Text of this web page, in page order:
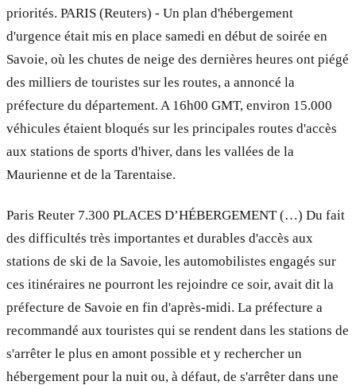
priorités. PARIS (Reuters) - Un plan d'hébergement
d'urgence était mis en place samedi en début de soirée en
Savoie, où les chutes de neige des dernières heures ont piégé
des milliers de touristes sur les routes, a annoncé la
préfecture du département. A 16h00 GMT, environ 15.000
véhicules étaient bloqués sur les principales routes d'accès
aux stations de sports d'hiver, dans les vallées de la
Maurienne et de la Tarentaise.
Paris Reuter 7.300 PLACES D’HÉBERGEMENT (…) Du fait
des difficultés très importantes et durables d'accès aux
stations de ski de la Savoie, les automobilistes engagés sur
ces itinéraires ne pourront les rejoindre ce soir, avait dit la
préfecture de Savoie en fin d'après-midi. La préfecture a
recommandé aux touristes qui se rendent dans les stations de
s'arrêter le plus en amont possible et y rechercher un
hébergement pour la nuit ou, à défaut, de s'arrêter dans une